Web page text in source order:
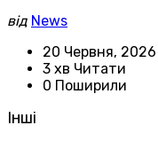
від News
20 Червня, 2026
3 хв Читати
0 Поширили
Інші